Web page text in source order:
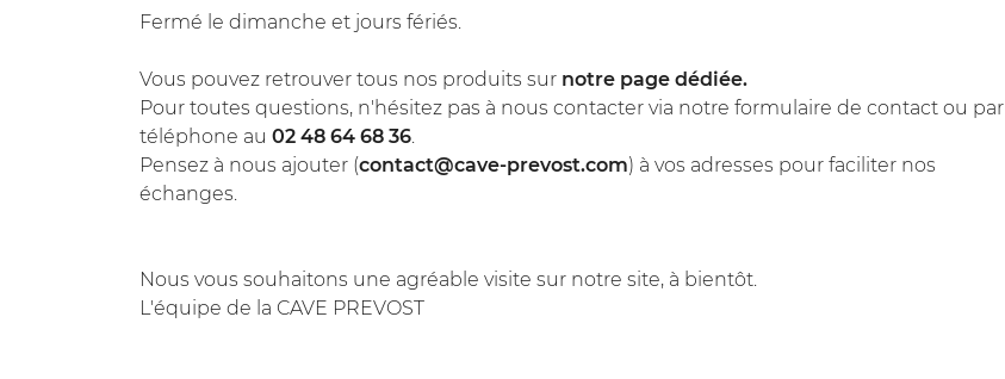
Fermé le dimanche et jours fériés.
Vous pouvez retrouver tous nos produits sur notre page dédiée.
Pour toutes questions, n'hésitez pas à nous contacter via notre formulaire de contact ou par
téléphone au 02 48 64 68 36.
Pensez à nous ajouter (contact@cave-prevost.com) à vos adresses pour faciliter nos
échanges.
Nous vous souhaitons une agréable visite sur notre site, à bientôt.
L'équipe de la CAVE PREVOST